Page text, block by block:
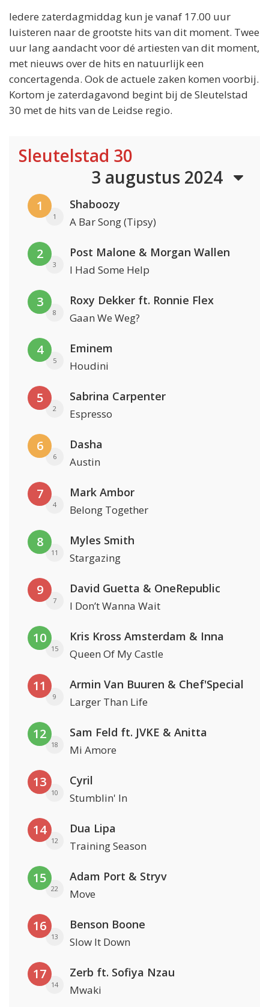
Iedere zaterdagmiddag kun je vanaf 17.00 uur
luisteren naar de grootste hits van dit moment. Twee
uur lang aandacht voor dé artiesten van dit moment,
met nieuws over de hits en natuurlijk een
concertagenda. Ook de actuele zaken komen voorbij.
Kortom je zaterdagavond begint bij de Sleutelstad
30 met de hits van de Leidse regio.
Sleutelstad 30
3 augustus 2024
1
1
Shaboozy
A Bar Song (Tipsy)
2
3
Post Malone & Morgan Wallen
I Had Some Help
3
8
Roxy Dekker ft. Ronnie Flex
Gaan We Weg?
4
5
Eminem
Houdini
5
2
Sabrina Carpenter
Espresso
6
6
Dasha
Austin
7
4
Mark Ambor
Belong Together
8
11
Myles Smith
Stargazing
9
7
David Guetta & OneRepublic
I Don’t Wanna Wait
10
15
Kris Kross Amsterdam & Inna
Queen Of My Castle
11
9
Armin Van Buuren & Chef'Special
Larger Than Life
12
18
Sam Feld ft. JVKE & Anitta
Mi Amore
13
10
Cyril
Stumblin' In
14
12
Dua Lipa
Training Season
15
22
Adam Port & Stryv
Move
16
13
Benson Boone
Slow It Down
17
14
Zerb ft. Sofiya Nzau
Mwaki